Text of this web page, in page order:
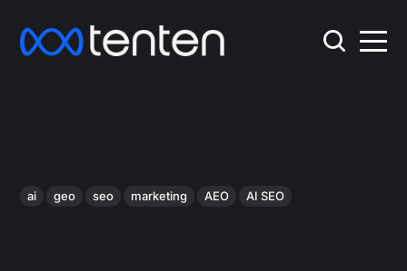
ai geo seo marketing AEO AI SEO